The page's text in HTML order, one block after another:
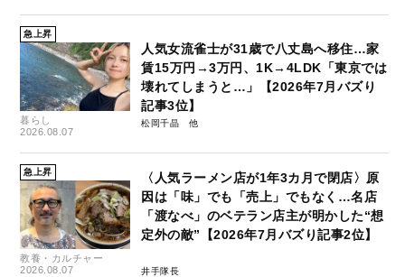
急上昇
暮らし
2026.08.07
人気女流雀士が31歳で八丈島へ移住…家
賃15万円→3万円、1K→4LDK「東京では
壊れてしまうと…」【2026年7月バズり
記事3位】
松岡千晶
急上昇
教養・カルチャー
2026.08.07
〈人気ラーメン店が1年3カ月で閉店〉原
因は「味」でも「売上」でもなく…名店
「渡なべ」のベテラン店主が明かした“想
定外の敵”【2026年7月バズり記事2位】
井手隊長